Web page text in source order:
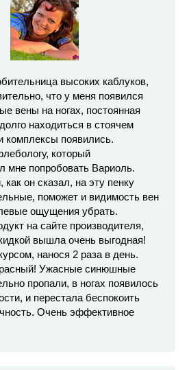
высоких каблуков,
что у меня появился
вены на ногах, постоянная
находиться в стоячем
комплексы появились.
который
мне попробовать Вариоль.
он сказал, на эту пенку
поможет и видимость вен
ощущения убрать.
на сайте производителя,
вышла очень выгодная!
нанося 2 раза в день.
Ужасные синюшные
пропали, в ногах появилось
и перестала беспокоить
Очень эффективное